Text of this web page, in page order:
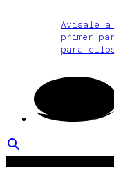
Avísale
primer
para
search